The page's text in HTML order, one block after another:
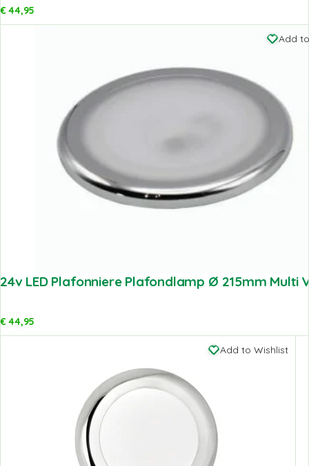
€44,95
Add
24v LED Plafonniere Plafondlamp Ø 215mm Multi
€44,95
Add to Wishlist